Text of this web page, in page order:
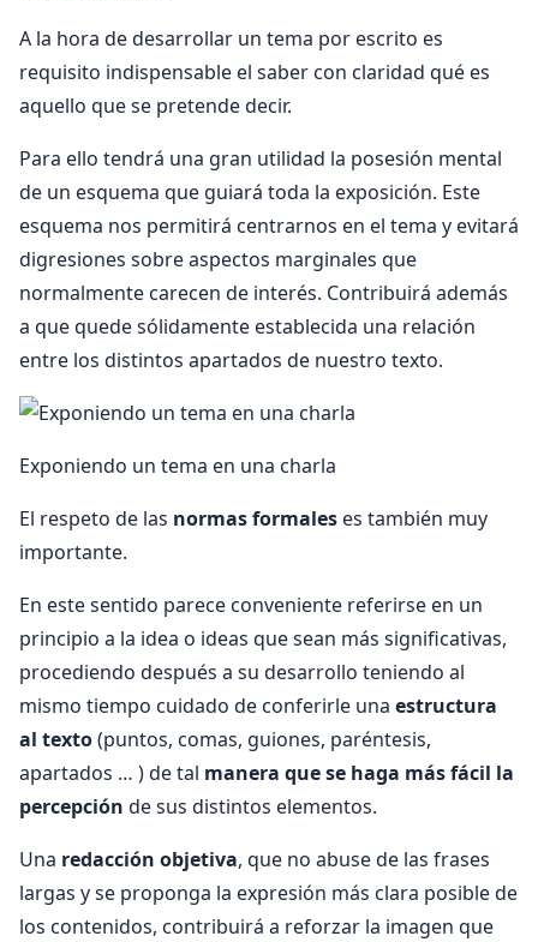
A la hora de desarrollar un tema por escrito es
requisito indispensable el saber con claridad qué es
aquello que se pretende decir.
Para ello tendrá una gran utilidad la posesión mental
de un esquema que guiará toda la exposición. Este
esquema nos permitirá centrarnos en el tema y evitará
digresiones sobre aspectos marginales que
normalmente carecen de interés. Contribuirá además
a que quede sólidamente establecida una relación
entre los distintos apartados de nuestro texto.
Exponiendo un tema en una charla
El respeto de las normas formales es también muy
importante.
En este sentido parece conveniente referirse en un
principio a la idea o ideas que sean más significativas,
procediendo después a su desarrollo teniendo al
mismo tiempo cuidado de conferirle una estructura
al texto(puntos, comas, guiones, paréntesis,
apartados … ) de tal manera que se haga más fácil la
percepción de sus distintos elementos.
Una redacción objetiva, que no abuse de las frases
largas y se proponga la expresión más clara posible de
los contenidos, contribuirá a reforzar la imagen que